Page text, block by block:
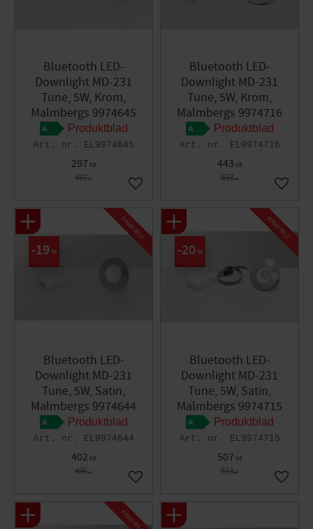
Bluetooth LED-
Downlight MD-231
Tune, 5W, Krom,
Malmbergs 9974645
Produktblad
EL9974645
297 KR
457KR
Lägg till i favoriter
Bluetooth LED-
Downlight MD-231
Tune, 5W, Krom,
Malmbergs 9974716
Produktblad
EL9974716
443 KR
633KR
Lägg
Bluetooth LED-
Downlight MD-231
Tune, 5W, Satin,
Malmbergs 9974644
Produktblad
EL9974644
402 KR
496KR
19 %
KAMPANJ!
Lägg till i favoriter
Bluetooth LED-
Downlight MD-231
Tune, 5W, Satin,
Malmbergs 9974715
Produktblad
EL9974715
507 KR
633KR
20 %
KAMPANJ!
Lägg
KAMPANJ!